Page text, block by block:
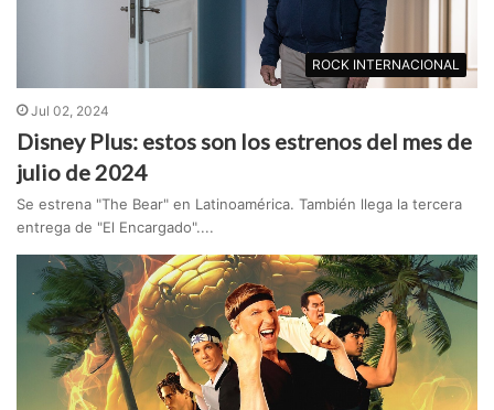
ROCK INTERNACIONAL
Jul 02, 2024
Disney Plus: estos son los estrenos del mes de
julio de 2024
Se estrena "The Bear" en Latinoamérica. También llega la tercera
entrega de "El Encargado"....